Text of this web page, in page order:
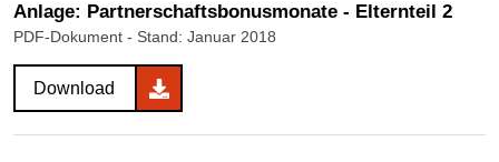
Anlage: Partnerschaftsbonusmonate - Elternteil 2
PDF-Dokument - Stand: Januar 2018
Download